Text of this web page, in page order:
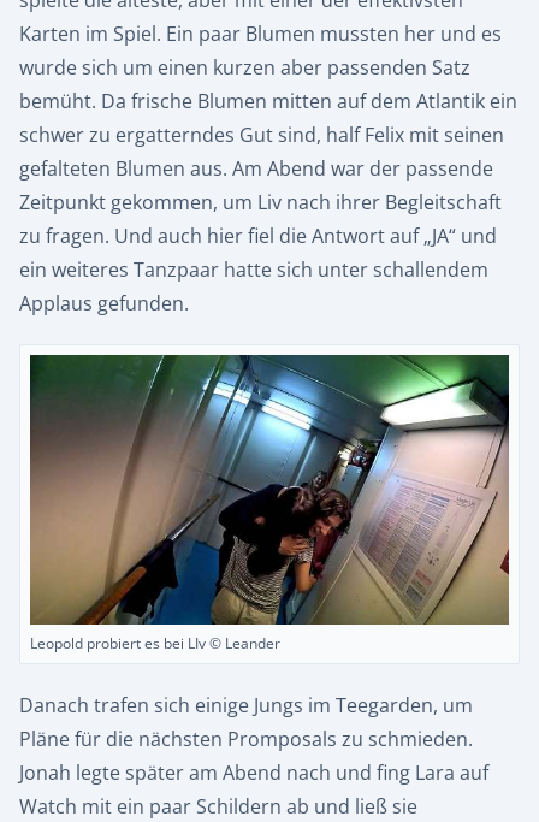
Karten im Spiel. Ein paar Blumen mussten her und es
wurde sich um einen kurzen aber passenden Satz
bemüht. Da frische Blumen mitten auf dem Atlantik ein
schwer zu ergatterndes Gut sind, half Felix mit seinen
gefalteten Blumen aus. Am Abend war der passende
Zeitpunkt gekommen, um Liv nach ihrer Begleitschaft
zu fragen. Und auch hier fiel die Antwort auf „JA“ und
ein weiteres Tanzpaar hatte sich unter schallendem
Applaus gefunden.
Leopold probiert es bei LIv © Leander
Danach trafen sich einige Jungs im Teegarden, um
Pläne für die nächsten Promposals zu schmieden.
Jonah legte später am Abend nach und fing Lara auf
Watch mit ein paar Schildern ab und ließ sie